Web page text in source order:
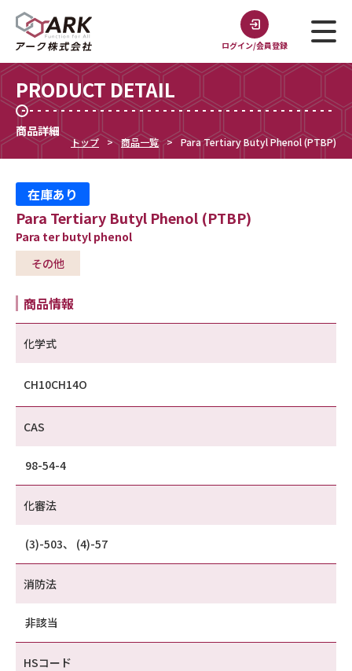
ログイン/会員登録
PRODUCT DETAIL
商品詳細
トップ 商品一覧 Para Tertiary Butyl Phenol (PTBP)
在庫あり
Para Tertiary Butyl Phenol (PTBP)
Para ter butyl phenol
その他
商品情報
化学式
CH10CH14O
CAS
98-54-4
化審法
(3)-503、 (4)-57
消防法
非該当
HSコード